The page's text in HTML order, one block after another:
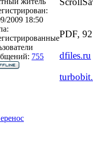
2009 18:50
755
PDF,
dfiles.ru